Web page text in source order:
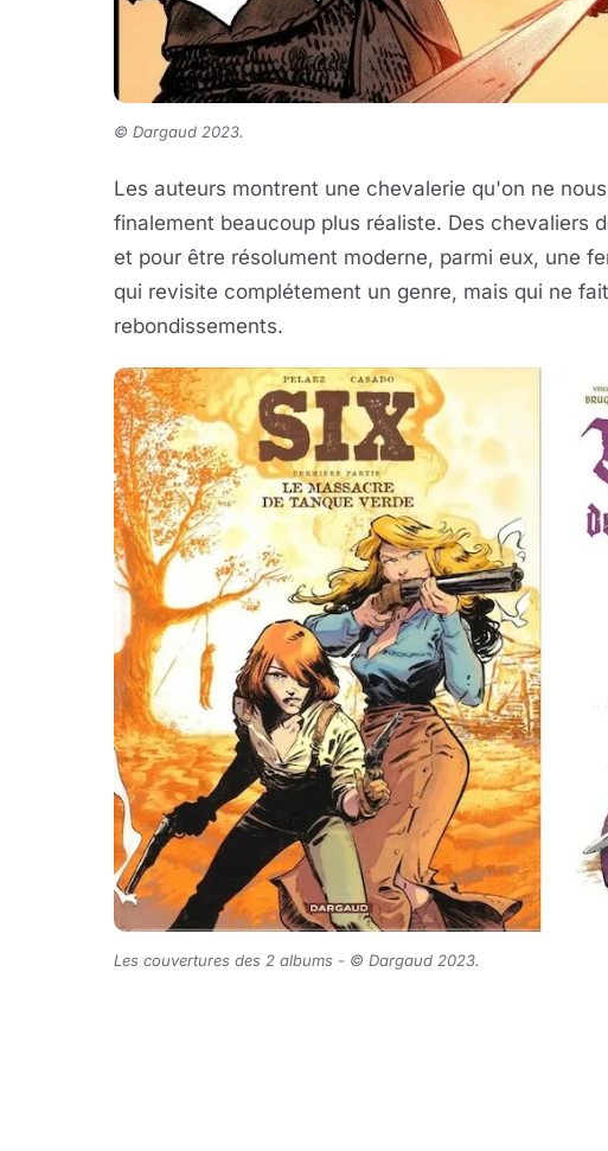
© Dargaud 2023.
Les auteurs montrent une chevalerie qu'on ne
finalement beaucoup plus réaliste. Des chevaliers
et pour être résolument moderne, parmi eux, une
qui revisite complétement un genre, mais qui ne
rebondissements.
Les couvertures des 2 albums - © Dargaud 2023.